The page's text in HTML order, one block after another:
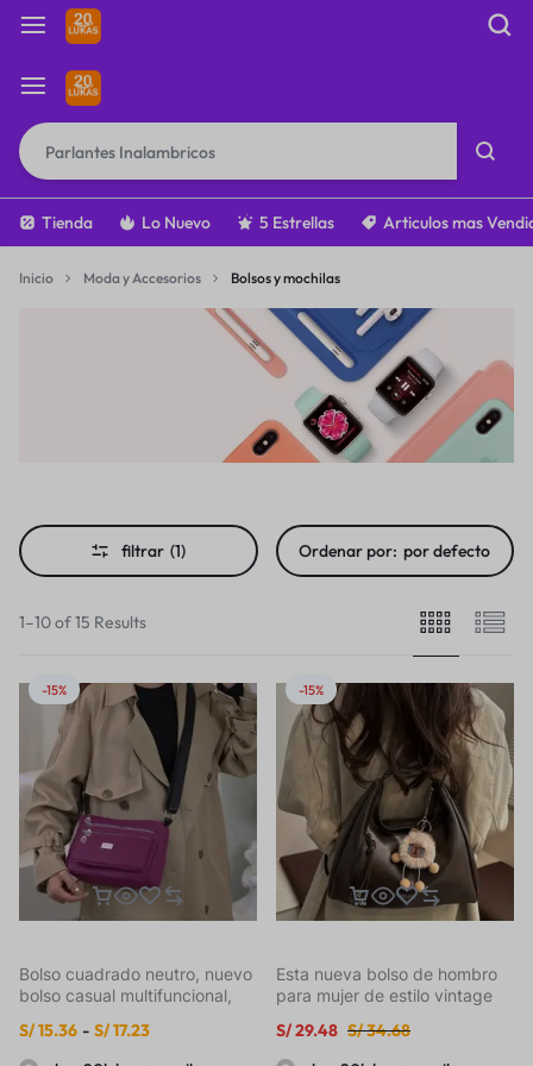
Tienda Lo Nuevo 5 Estrellas Articulos mas
Inicio Moda y Accesorios Bolsos y mochilas
filtrar (1) Ordenar por: por defecto
1–10 of 15 Results
-15%
Bolso cuadrado neutro, nuevo
bolso casual multifuncional,
mujeres, bandolera horizontal,
bolso de viaje cruzado,
S/15.36 - S/17.23
-15%
Esta nueva bolso de hombro
para mujer de estilo vintage
hombro o como mochila. El
dije de ‘Cordero Llorando’
S/34.68
S/29.48